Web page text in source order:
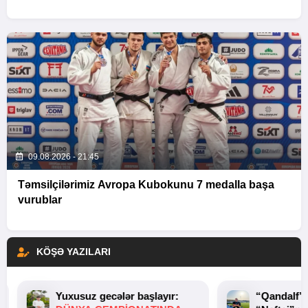
09.08.2026 - 21:45
Təmsilçilərimiz Avropa Kubokunu 7 medalla başa
vurublar
KÖŞƏ YAZILARI
Yuxusuz gecələr başlayır: